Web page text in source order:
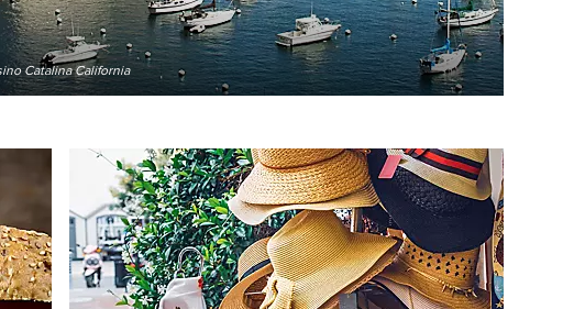
Catalina California